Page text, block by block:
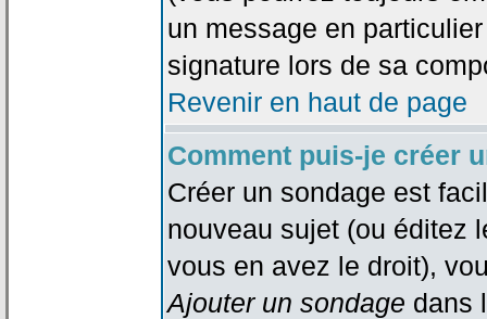
un message en
signature lors de sa
Revenir en haut de page
Comment puis-je créer
Créer un sondage est
nouveau sujet (ou éditez
vous en avez le droit),
Ajouter un sondage dans